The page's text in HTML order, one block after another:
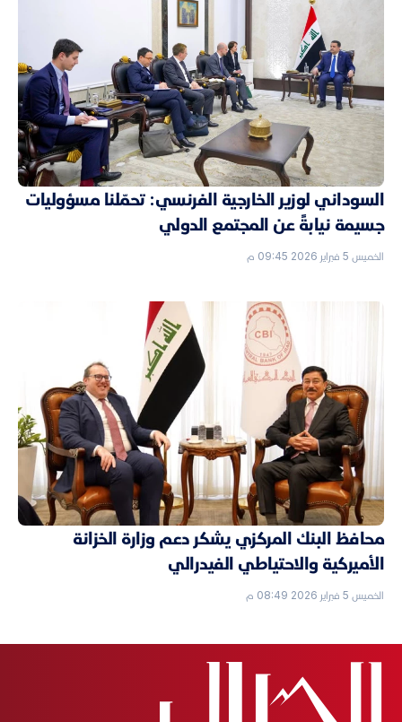
السوداني لوزير الخارجية الفرنسي: تحمّلنا مسؤوليات
جسيمة نيابةً عن المجتمع الدولي
الخميس 5 فبراير 2026 09:45 م
محافظ البنك المركزي يشكر دعم وزارة الخزانة
الأميركية والاحتياطي الفيدرالي
الخميس 5 فبراير 2026 08:49 م